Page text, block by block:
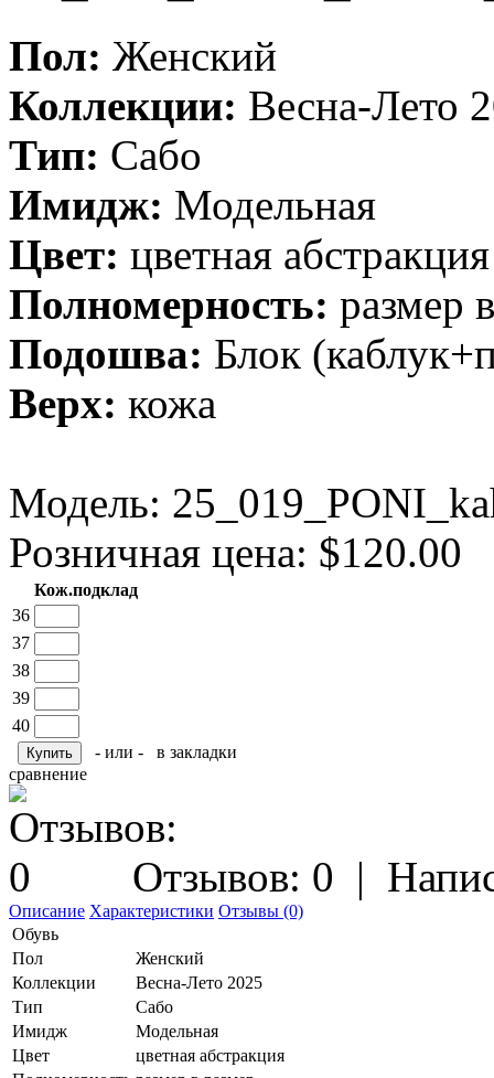
Пол: Женский
Коллекции: Весна-Лето
Тип: Сабо
Имидж: Модельная
Цвет: цветная абстракция
Полномерность: размер
Подошва: Блок
Верх: кожа
Модель:
Розничная цена: $120.00
Кож.подклад
36
37
38
39
40
- или -
в закладки
сравнение
Отзывов: 0 |
Описание Характеристики Отзывы (0)
Обувь
Пол
Женский
Коллекции
Весна-Лето 2025
Тип
Сабо
Имидж
Модельная
Цвет
цветная абстракция